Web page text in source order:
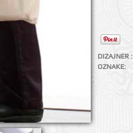
DIZAJNER :
OZNAKE: